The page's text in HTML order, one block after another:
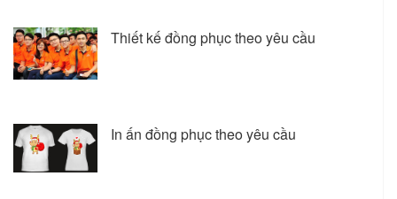
Thiết kế đồng phục theo yêu cầu
In ấn đồng phục theo yêu cầu